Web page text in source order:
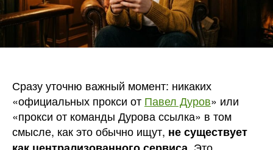
Сразу уточню важный момент: никаких
«официальных прокси от Павел Дуров» или
«прокси от команды Дурова ссылка» в том
смысле, как это обычно ищут, не существует
. Это